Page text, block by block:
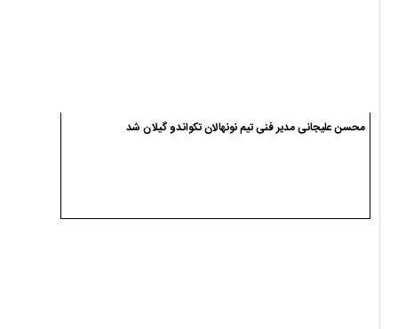
محسن علیجانی مدیر فنی تیم نونهالان تکواندو گیلان شد